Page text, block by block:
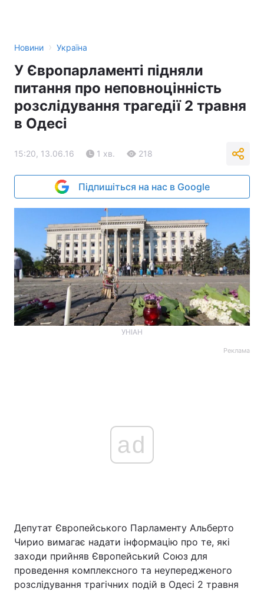
Новини › Україна
У Європарламенті підняли
питання про неповноцінність
розслідування трагедії 2 травня
в Одесі
15:20, 13.06.16 1 хв. 218
Підпишіться на нас в Google
УНІАН
Реклама
ad
Депутат Європейського Парламенту Альберто
Чирио вимагає надати інформацію про те, які
заходи прийняв Європейський Союз для
проведення комплексного та неупередженого
розслідування трагічних подій в Одесі 2 травня